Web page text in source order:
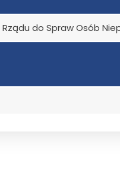
do Spraw Osób